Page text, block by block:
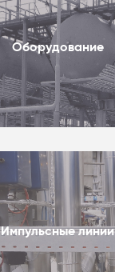
Оборудование
Импульсные линии